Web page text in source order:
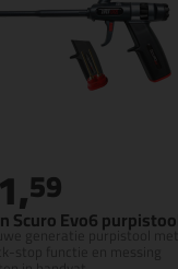
Scuro Evo6
generatie purpistool met
59